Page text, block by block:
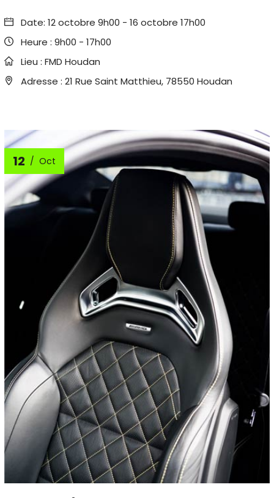
Date: 12 octobre 9h00 -16 octobre 17h00
Heure : 9h00 - 17h00
Lieu : FMD Houdan
Adresse : 21 Rue Saint Matthieu, 78550 Houdan
12 Oct